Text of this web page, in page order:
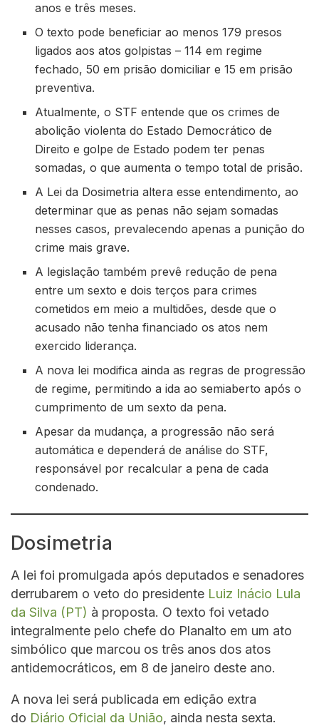
anos e três meses.
O texto pode beneficiar ao menos 179 presos
ligados aos atos golpistas – 114 em regime
fechado, 50 em prisão domiciliar e 15 em prisão
preventiva.
Atualmente, o STF entende que os crimes de
abolição violenta do Estado Democrático de
Direito e golpe de Estado podem ter penas
somadas, o que aumenta o tempo total de prisão.
A Lei da Dosimetria altera esse entendimento, ao
determinar que as penas não sejam somadas
nesses casos, prevalecendo apenas a punição do
crime mais grave.
A legislação também prevê redução de pena
entre um sexto e dois terços para crimes
cometidos em meio a multidões, desde que o
acusado não tenha financiado os atos nem
exercido liderança.
A nova lei modifica ainda as regras de progressão
de regime, permitindo a ida ao semiaberto após o
cumprimento de um sexto da pena.
Apesar da mudança, a progressão não será
automática e dependerá de análise do STF,
responsável por recalcular a pena de cada
condenado.
Dosimetria
A lei foi promulgada após deputados e senadores
derrubarem o veto do presidente Luiz Inácio Lula
da Silva (PT) à proposta. O texto foi vetado
integralmente pelo chefe do Planalto em um ato
simbólico que marcou os três anos dos atos
antidemocráticos, em 8 de janeiro deste ano.
A nova lei será publicada em edição extra
do Diário Oficial da União, ainda nesta sexta.